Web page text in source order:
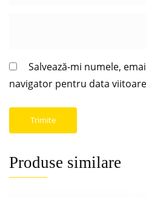
Salvează-mi numele,
navigator pentru data
Produse similare